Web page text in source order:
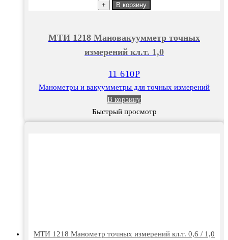
Мановакуумметр
точных
1,0
+ В корзину
МТИ 1218 Мановакуумметр точных
измерений кл.т. 1,0
11 610Р
Манометры и вакуумметры для точных измерений
В корзину
Быстрый просмотр
МТИ 1218 Манометр точных измерений кл.т. 0,6 / 1,0